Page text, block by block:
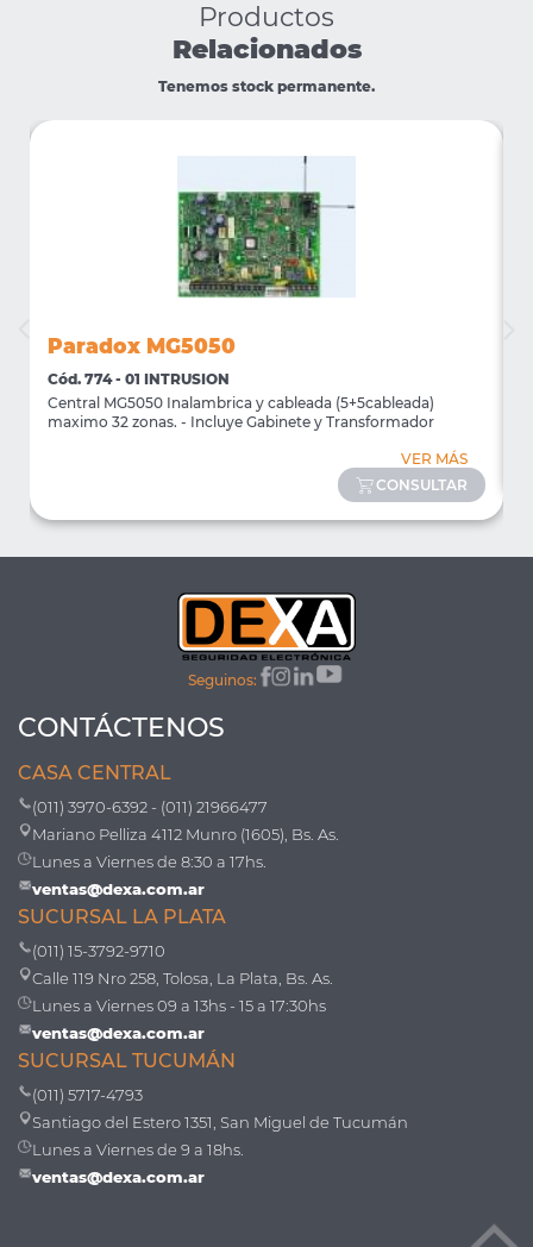
Productos
Relacionados
Tenemos stock permanente.
Paradox MG5050
Cód. 774 - 01 INTRUSION
Central MG5050 Inalambrica y cableada (5+5cableada)
maximo 32 zonas. - Incluye Gabinete y Transformador
VER MÁS
CONSULTAR
Seguinos:
CONTÁCTENOS
CASA CENTRAL
(011) 3970-6392 - (011) 21966477
Mariano Pelliza 4112 Munro (1605), Bs. As.
Lunes a Viernes de 8:30 a 17hs.
ventas@dexa.com.ar
SUCURSAL LA PLATA
(011) 15-3792-9710
Calle 119 Nro 258, Tolosa, La Plata, Bs. As.
Lunes a Viernes 09 a 13hs - 15 a 17:30hs
ventas@dexa.com.ar
SUCURSAL TUCUMÁN
(011) 5717-4793
Santiago del Estero 1351, San Miguel de Tucumán
Lunes a Viernes de 9 a 18hs.
ventas@dexa.com.ar